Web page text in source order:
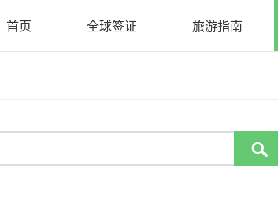
首页 全球签证 旅游指南
